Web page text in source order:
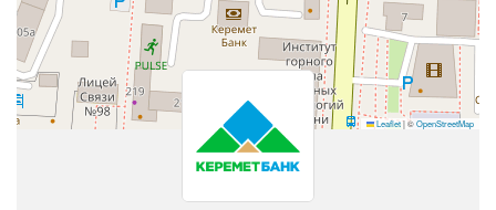
Leaflet|©OpenStreetMap